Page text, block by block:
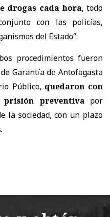
drogas cada hora, todo
con las policías,
del Estado”.
procedimientos fueron
Garantía de Antofagasta
Público, quedaron con
preventivapor
la sociedad, con un plazo